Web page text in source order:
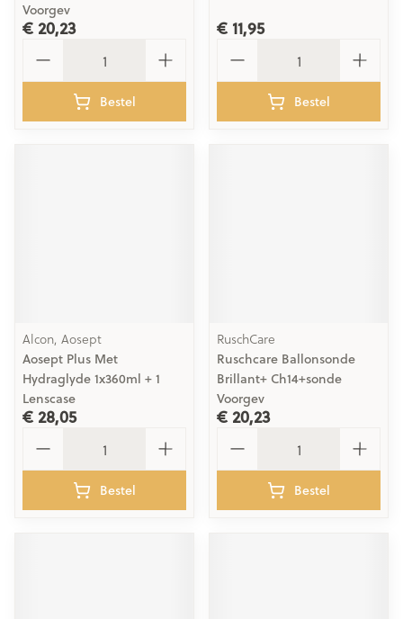
Voorgev
€ 20,23
Bestel
€ 11,95
Bestel
Alcon, Aosept
Aosept Plus Met
Hydraglyde 1x360ml + 1
Lenscase
€ 28,05
Bestel
RuschCare
Ruschcare Ballonsonde
Brillant+ Ch14+sonde
Voorgev
€ 20,23
Bestel